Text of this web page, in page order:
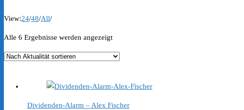
View:24/48/All/
Alle 6 Ergebnisse werden angezeigtNach
sortiert
Dividenden-Alarm – Alex Fischer